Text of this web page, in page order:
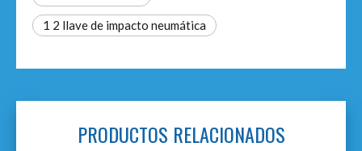
1 2 llave de impacto neumática
PRODUCTOS RELACIONADOS